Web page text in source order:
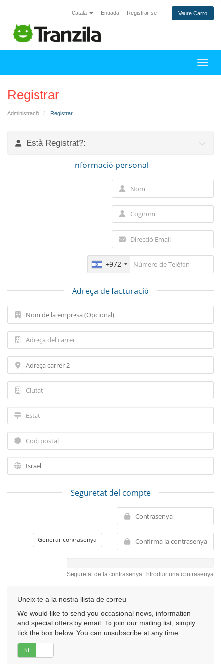
Català Entrada Registrar-se Veure Carro
Registrar
Administració Registrar
Està Registrat?:
Informació personal
+972
Adreça de facturació
Seguretat del compte
Generar contrasenya
Seguretat de la contrasenya: Introduir una contrasenya
Uneix-te a la nostra llista de correu
We would like to send you occasional news, information
and special offers by email. To join our mailing list, simply
tick the box below. You can unsubscribe at any time.
Si